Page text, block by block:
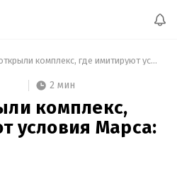
В Китае открыли комплекс, где имитируют условия Марса: фото
2 мин
комплекс,
условия Марса: